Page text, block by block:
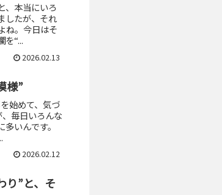
、本当にいろ
したが、それ
ね。今日はそ
を“...
2026.02.13
様”
始めて、気づ
毎日いろんな
いんです。
2026.02.12
り”と、そ